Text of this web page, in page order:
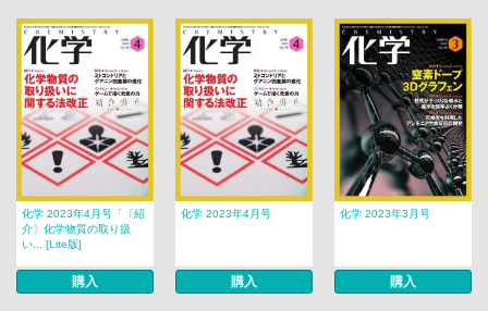
化学 2023年4月号「〔紹
介〕化学物質の取り扱
い... [Lite版]
購入
化学 2023年4月号
購入
化学 2023年3月号
購入